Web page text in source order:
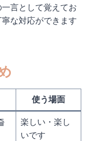
言として覚えてお
な対応ができます
使う場面
楽しい・楽し
いです